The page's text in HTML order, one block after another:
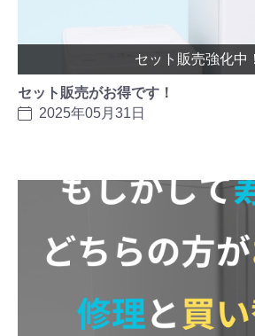
セット販売強化中！
セット販売がお得です！
2025年05月31日